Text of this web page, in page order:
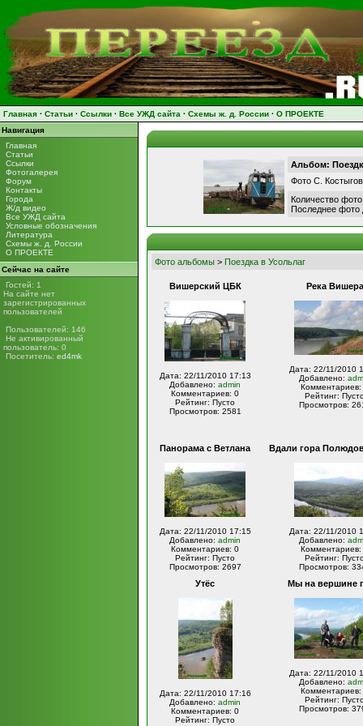
Главная · Статьи · Ссылки · Все УЖД сайта · Схемы ж. д. России · О ПРОЕКТЕ
Навигация
Главная
Статьи
Ссылки
Фотогалерея
Форум
Контакты
Города
Ж/д видео
Все УЖД сайта
Условные обозначения
Литература
Схемы ж. д. России
О ПРОЕКТЕ
Сейчас на сайте
Гостей: 1
На сайте нет
зарегистрированных
пользователей
Пользователей: 146
Не активированный
пользователь: 0
Посетитель: ed4mk
Альбом:
Фото С.
Количество
Последнее фото
Фото альбомы > Поездка в Усольлаг
Вишерский ЦБК
Дата: 22/11/2010 17:13
Добавлено: admin
Комментариев: 0
Рейтинг: Пусто
Просмотров: 2581
Река Вишера
Дата: 22/11/2010
Добавлено:
Комментариев:
Рейтинг:
Просмотров:
Панорама с Ветлана
Дата: 22/11/2010 17:15
Добавлено: admin
Комментариев: 0
Рейтинг: Пусто
Просмотров: 2697
Вдали гора
Дата: 22/11/2010
Добавлено:
Комментариев:
Рейтинг:
Просмотров:
Утёс
Дата: 22/11/2010 17:16
Добавлено: admin
Комментариев: 0
Рейтинг: Пусто
Мы на вершине
Дата: 22/11/2010
Добавлено:
Комментариев:
Рейтинг:
Просмотров: